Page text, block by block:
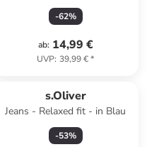
-62%
ab: 14,99 €
UVP: 39,99 €*
s.Oliver
Jeans - Relaxed fit - in Blau
-53%